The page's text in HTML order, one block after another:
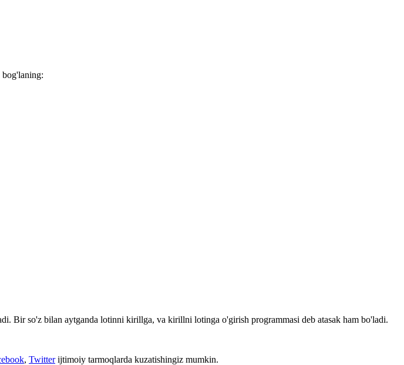
so'z bilan aytganda lotinni kirillga, va kirillni lotinga o'girish programmasi deb atasak ham bo'ladi.
, Twitter ijtimoiy tarmoqlarda kuzatishingiz mumkin.